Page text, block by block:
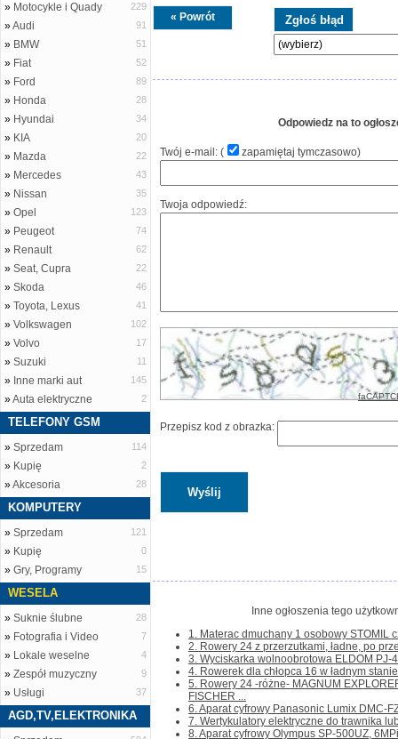
» Motocykle i Quady 229
»Audi 91
» BMW 51
» Fiat 52
» Ford 89
» Honda 28
» Hyundai 34
» KIA 20
» Mazda 22
» Mercedes 43
» Nissan 35
» Opel 123
» Peugeot 74
» Renault 62
» Seat, Cupra 22
» Skoda 46
» Toyota, Lexus 41
» Volkswagen 102
» Volvo 17
» Suzuki 11
» Inne marki aut 145
»Auta elektryczne 2
TELEFONY GSM
» Sprzedam 114
» Kupię 2
»Akcesoria 28
KOMPUTERY
» Sprzedam 121
» Kupię 0
» Gry, Programy 15
WESELA
» Suknie ślubne 28
» Fotografia i Video 7
» Lokale weselne 4
» Zespół muzyczny 9
» Usługi 37
AGD,TV,ELEKTRONIKA
« Powrót
Odpowiedz na to
Twój e-mail: ( zapamiętaj tymczasowo)
Twoja odpowiedź:
Przepisz kod z obrazka:
Inne ogłoszenia tego
1. Materac dmuchany 1 osobowy STOMIL
2. Rowery 24 z przerzutkami, ładne, po
3. Wyciskarka wolnoobrotowa ELDOM PJ-
4. Rowerek dla chłopca 16 w ładnym
5. Rowery 24 -różne- MAGNUM
FISCHER ...
6. Aparat cyfrowy Panasonic Lumix DMC-
7. Wertykulatory elektryczne do trawnika
8. Aparat cyfrowy Olympus SP-500UZ,